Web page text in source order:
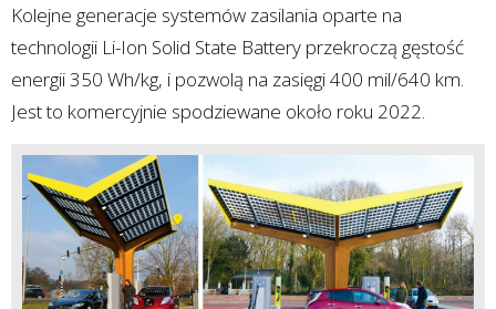
Kolejne generacje systemów zasilania oparte na
technologii Li-Ion Solid State Battery przekroczą gęstość
energii 350 Wh/kg, i pozwolą na zasięgi 400 mil/640 km.
Jest to komercyjnie spodziewane około roku 2022.